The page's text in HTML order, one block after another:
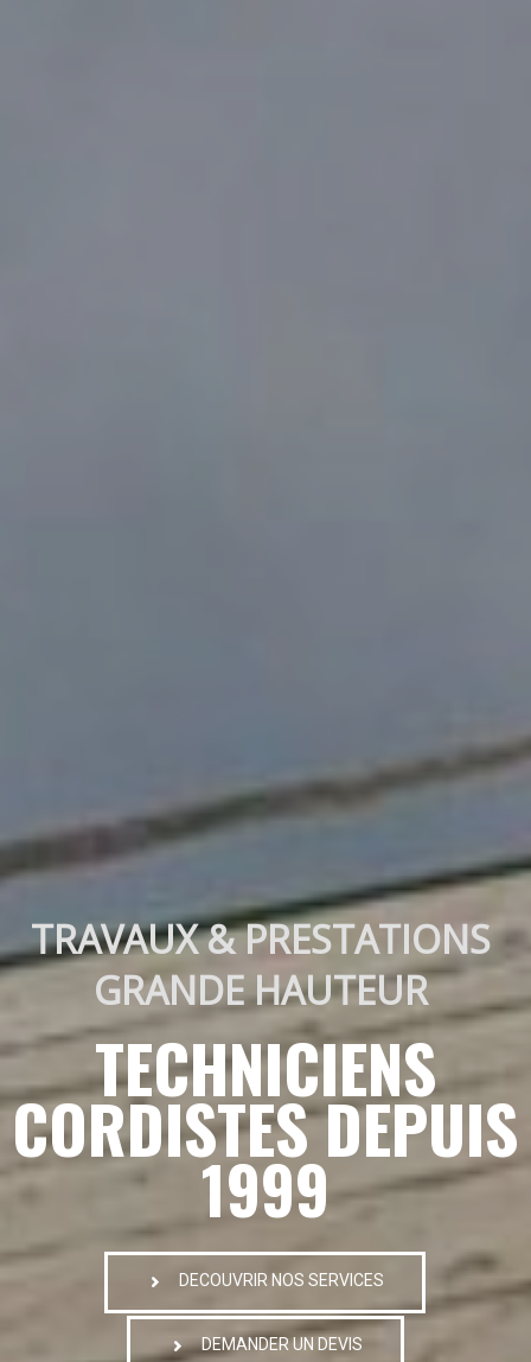
TRAVAUX & PRESTATIONS
GRANDE HAUTEUR
TECHNICIENS
CORDISTES DEPUIS
1999
DECOUVRIR NOS SERVICES
DEMANDER UN DEVIS